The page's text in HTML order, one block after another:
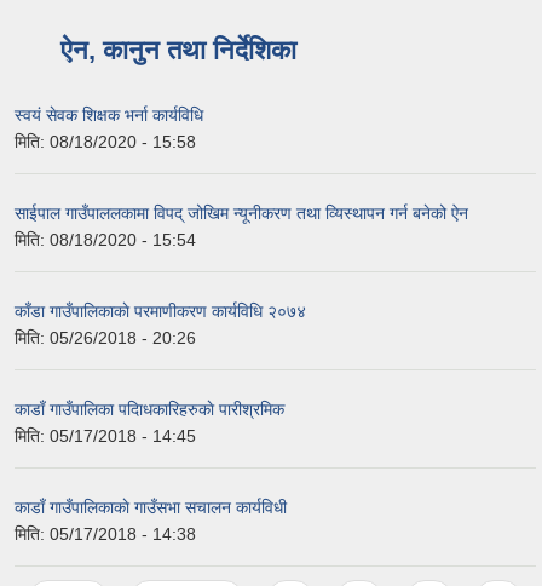
ऐन, कानुन तथा निर्देशिका
स्वयं सेवक शिक्षक भर्ना कार्यविधि
मिति: 08/18/2020 - 15:58
साईपाल गाउँपाललकामा विपद् जोखिम न्यूनीकरण तथा व्यिस्थापन गर्न बनेको ऐन
मिति: 08/18/2020 - 15:54
काँडा गाउँपालिकाकाे परमाणीकरण कार्यविधि २०७४
मिति: 05/26/2018 - 20:26
काडाँ गाउँपालिका पदािधकारिहरुकाे ‌पारीश्रमिक‌
मिति: 05/17/2018 - 14:45
काडाँ गाउँपालिकाकाे गाउँसभा सचालन कार्यविधी
मिति: 05/17/2018 - 14:38